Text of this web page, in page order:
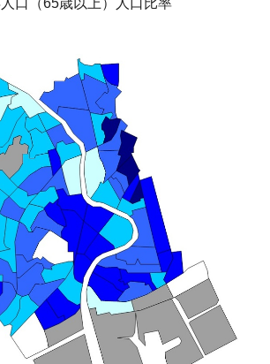
口（65歳以上）人口比率